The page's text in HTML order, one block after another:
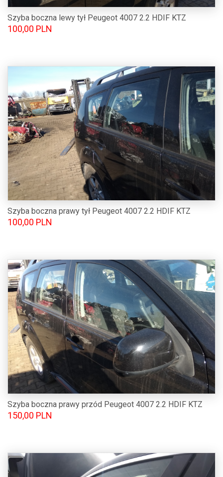
Szyba boczna lewy tył Peugeot 4007 2.2 HDIF KTZ
100,00 PLN
Szyba boczna prawy tył Peugeot 4007 2.2 HDIF KTZ
100,00 PLN
Szyba boczna prawy przód Peugeot 4007 2.2 HDIF KTZ
150,00 PLN